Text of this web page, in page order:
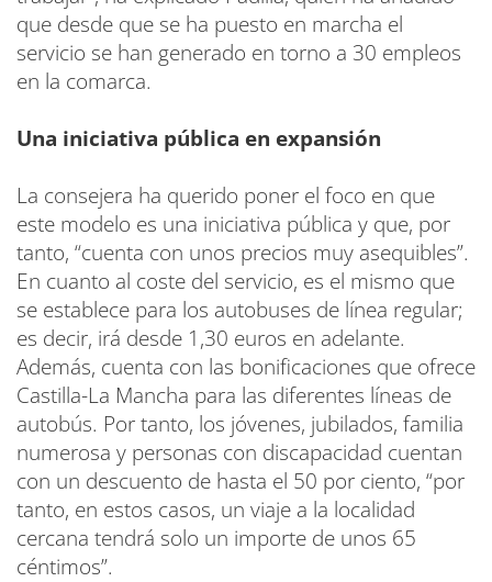
que desde que se ha puesto en marcha el
servicio se han generado en torno a 30 empleos
en la comarca.
Una iniciativa pública en expansión
La consejera ha querido poner el foco en que
este modelo es una iniciativa pública y que, por
tanto, “cuenta con unos precios muy asequibles”.
En cuanto al coste del servicio, es el mismo que
se establece para los autobuses de línea regular;
es decir, irá desde 1,30 euros en adelante.
Además, cuenta con las bonificaciones que ofrece
Castilla-La Mancha para las diferentes líneas de
autobús. Por tanto, los jóvenes, jubilados, familia
numerosa y personas con discapacidad cuentan
con un descuento de hasta el 50 por ciento, “por
tanto, en estos casos, un viaje a la localidad
cercana tendrá solo un importe de unos 65
céntimos”.